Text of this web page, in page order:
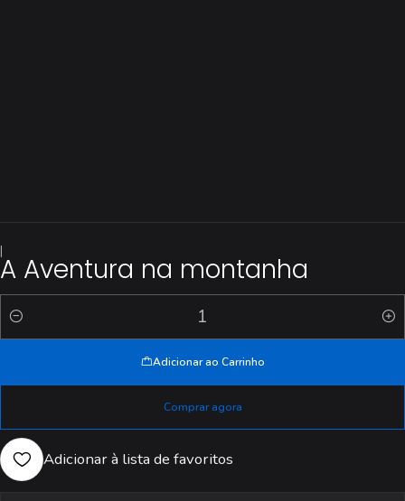
|
A Aventura na montanha
Quantidade
Adicionar ao Carrinho
Comprar agora
Adicionar à lista de favoritos